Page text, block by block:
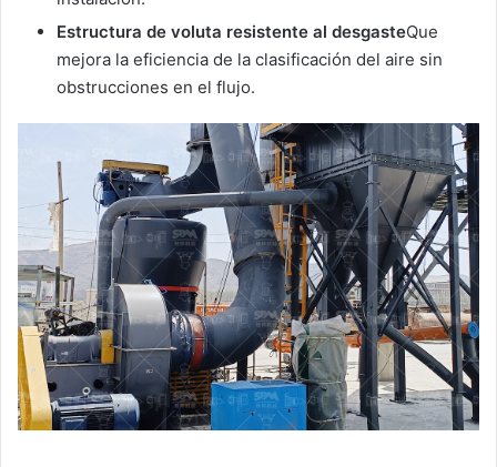
Estructura de voluta resistente al desgasteQue
mejora la eficiencia de la clasificación del aire sin
obstrucciones en el flujo.